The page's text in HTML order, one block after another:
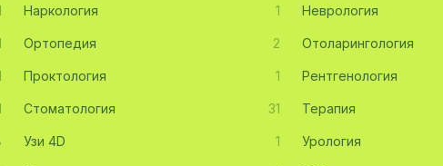
Наркология 1 Неврология
Ортопедия 2 Отоларингология
Проктология 1 Рентгенология
Стоматология 31 Терапия
Узи 4D 1 Урология